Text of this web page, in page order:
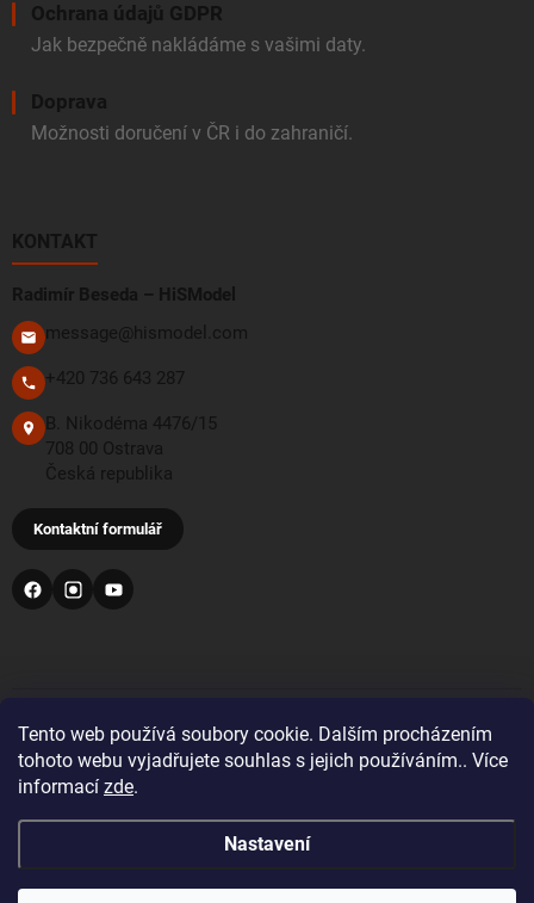
Tento web používá soubory cookie. Dalším procházením
tohoto webu vyjadřujete souhlas s jejich používáním.. Více
informací zde.
Nastavení
Pro objednávky z Velké Británie a Švýcarska se prosím
doručení. Zobrazí se vám tak správné DDP ceny včetně
Ochrana údajů GDPR
Jak bezpečně nakládáme s vašimi daty.
Doprava
Možnosti doručení v ČR i do zahraničí.
KONTAKT
Radimír Beseda – HiSModel
message@hismodel.com
+420 736 643 287
B. Nikodéma 4476/15
708 00 Ostrava
Česká republika
Kontaktní formulář
PŘIJÍMÁME TYTO PLATEBNÍ METODY